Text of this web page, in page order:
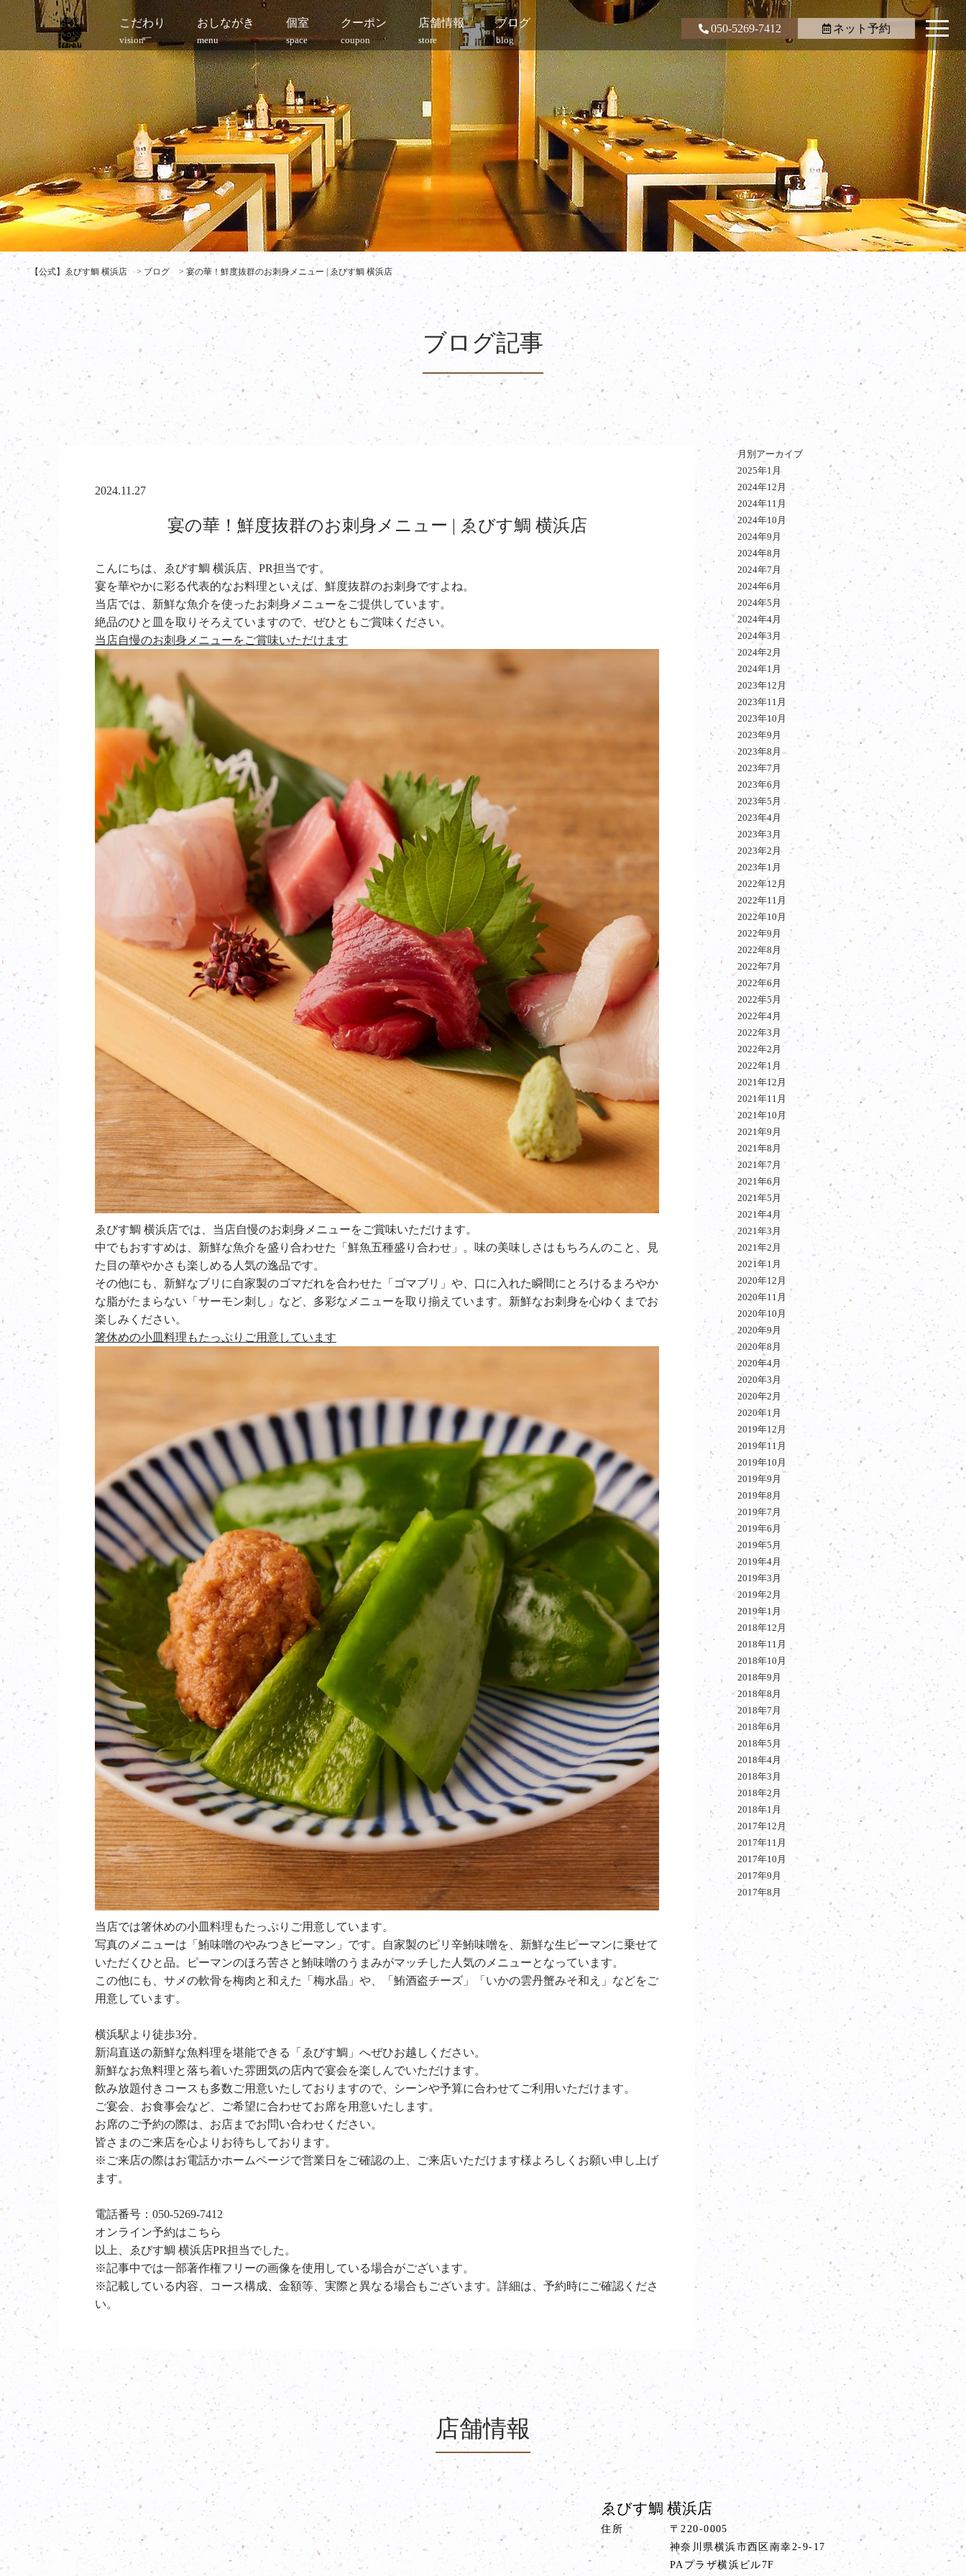
こだわり
vision
おしながき
menu
個室
space
クーポン
coupon
店舗情報
store
ブログ
blog
050-5269-7412 ネット予約
【公式】ゑびす鯛 横浜店 > ブログ > 宴の華！鮮度抜群のお刺身メニュー | ゑびす鯛 横浜店
ブログ記事
2024.11.27
宴の華！鮮度抜群のお刺身メニュー | ゑびす鯛 横浜店
こんにちは、ゑびす鯛 横浜店、PR担当です。
宴を華やかに彩る代表的なお料理といえば、鮮度抜群のお刺身ですよね。
当店では、新鮮な魚介を使ったお刺身メニューをご提供しています。
絶品のひと皿を取りそろえていますので、ぜひともご賞味ください。
当店自慢のお刺身メニューをご賞味いただけます
ゑびす鯛 横浜店では、当店自慢のお刺身メニューをご賞味いただけます。
中でもおすすめは、新鮮な魚介を盛り合わせた「鮮魚五種盛り合わせ」。味の美味しさはもちろんのこと、見
た目の華やかさも楽しめる人気の逸品です。
その他にも、新鮮なブリに自家製のゴマだれを合わせた「ゴマブリ」や、口に入れた瞬間にとろけるまろやか
な脂がたまらない「サーモン刺し」など、多彩なメニューを取り揃えています。新鮮なお刺身を心ゆくまでお
楽しみください。
箸休めの小皿料理もたっぷりご用意しています
当店では箸休めの小皿料理もたっぷりご用意しています。
写真のメニューは「鮪味噌のやみつきピーマン」です。自家製のピリ辛鮪味噌を、新鮮な生ピーマンに乗せて
いただくひと品。ピーマンのほろ苦さと鮪味噌のうまみがマッチした人気のメニューとなっています。
この他にも、サメの軟骨を梅肉と和えた「梅水晶」や、「鮪酒盗チーズ」「いかの雲丹蟹みそ和え」などをご
用意しています。
横浜駅より徒歩3分。
新潟直送の新鮮な魚料理を堪能できる「ゑびす鯛」へぜひお越しください。
新鮮なお魚料理と落ち着いた雰囲気の店内で宴会を楽しんでいただけます。
飲み放題付きコースも多数ご用意いたしておりますので、シーンや予算に合わせてご利用いただけます。
ご宴会、お食事会など、ご希望に合わせてお席を用意いたします。
お席のご予約の際は、お店までお問い合わせください。
皆さまのご来店を心よりお待ちしております。
※ご来店の際はお電話かホームページで営業日をご確認の上、ご来店いただけます様よろしくお願い申し上げ
ます。
電話番号： 050-5269-7412
オンライン予約はこちら
以上、ゑびす鯛 横浜店PR担当でした。
※記事中では一部著作権フリーの画像を使用している場合がございます。
※記載している内容、コース構成、金額等、実際と異なる場合もございます。詳細は、予約時にご確認くださ
い。
月別アーカイブ
2025年1月
2024年12月
2024年11月
2024年10月
2024年9月
2024年8月
2024年7月
2024年6月
2024年5月
2024年4月
2024年3月
2024年2月
2024年1月
2023年12月
2023年11月
2023年10月
2023年9月
2023年8月
2023年7月
2023年6月
2023年5月
2023年4月
2023年3月
2023年2月
2023年1月
2022年12月
2022年11月
2022年10月
2022年9月
2022年8月
2022年7月
2022年6月
2022年5月
2022年4月
2022年3月
2022年2月
2022年1月
2021年12月
2021年11月
2021年10月
2021年9月
2021年8月
2021年7月
2021年6月
2021年5月
2021年4月
2021年3月
2021年2月
2021年1月
2020年12月
2020年11月
2020年10月
2020年9月
2020年8月
2020年4月
2020年3月
2020年2月
2020年1月
2019年12月
2019年11月
2019年10月
2019年9月
2019年8月
2019年7月
2019年6月
2019年5月
2019年4月
2019年3月
2019年2月
2019年1月
2018年12月
2018年11月
2018年10月
2018年9月
2018年8月
2018年7月
2018年6月
2018年5月
2018年4月
2018年3月
2018年2月
2018年1月
2017年12月
2017年11月
2017年10月
2017年9月
2017年8月
店舗情報
ゑびす鯛 横浜店
住所
〒220-0005
神奈川県横浜市西区南幸2-9-17
PAプラザ横浜ビル7F